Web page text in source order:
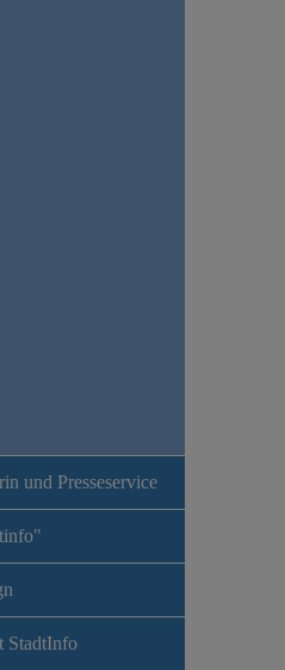
und Presseservice
StadtInfo